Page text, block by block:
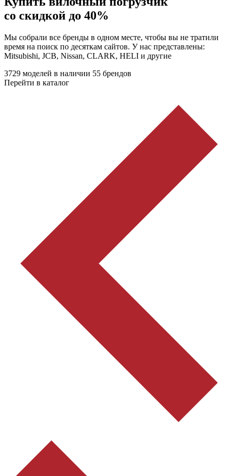
со скидкой до 40%
Мы собрали все бренды в одном месте, чтобы вы не тратили
время на поиск по десяткам сайтов. У нас представлены:
Mitsubishi, JCB, Nissan, CLARK, HELI и другие
3729 моделей в наличии 55 брендов
Перейти в каталог